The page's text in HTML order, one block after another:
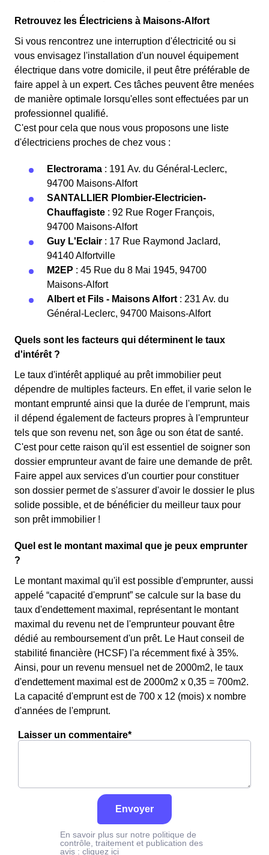
Retrouvez les Électriciens à Maisons-Alfort
Si vous rencontrez une interruption d'électricité ou si
vous envisagez l'installation d'un nouvel équipement
électrique dans votre domicile, il peut être préférable de
faire appel à un expert. Ces tâches peuvent être menées
de manière optimale lorsqu'elles sont effectuées par un
professionnel qualifié.
C'est pour cela que nous vous proposons une liste
d'électriciens proches de chez vous :
Electrorama : 191 Av. du Général-Leclerc,
94700 Maisons-Alfort
SANTALLIER Plombier-Electricien-
Chauffagiste : 92 Rue Roger François,
94700 Maisons-Alfort
Guy L'Eclair : 17 Rue Raymond Jaclard,
94140 Alfortville
M2EP : 45 Rue du 8 Mai 1945, 94700
Maisons-Alfort
Albert et Fils - Maisons Alfort : 231 Av. du
Général-Leclerc, 94700 Maisons-Alfort
Quels sont les facteurs qui déterminent le taux
d'intérêt ?
Le taux d'intérêt appliqué au prêt immobilier peut
dépendre de multiples facteurs. En effet, il varie selon le
montant emprunté ainsi que la durée de l'emprunt, mais
il dépend également de facteurs propres à l'emprunteur
tels que son revenu net, son âge ou son état de santé.
C'est pour cette raison qu'il est essentiel de soigner son
dossier emprunteur avant de faire une demande de prêt.
Faire appel aux services d'un courtier pour constituer
son dossier permet de s'assurer d'avoir le dossier le plus
solide possible, et de bénéficier du meilleur taux pour
son prêt immobilier !
Quel est le montant maximal que je peux emprunter
?
Le montant maximal qu'il est possible d'emprunter, aussi
appelé “capacité d'emprunt” se calcule sur la base du
taux d'endettement maximal, représentant le montant
maximal du revenu net de l'emprunteur pouvant être
dédié au remboursement d'un prêt. Le Haut conseil de
stabilité financière (HCSF) l'a récemment fixé à 35%.
Ainsi, pour un revenu mensuel net de 2000m2, le taux
d'endettement maximal est de 2000m2 x 0,35 = 700m2.
La capacité d'emprunt est de 700 x 12 (mois) x nombre
d'années de l'emprunt.
Laisser un commentaire*
Envoyer
En savoir plus sur notre politique de
contrôle, traitement et publication des
avis : cliquez ici